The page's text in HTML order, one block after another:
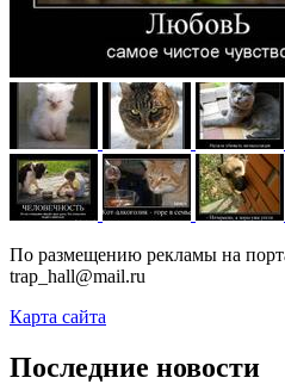
По размещению рекламы на
trap_hall@mail.ru
Карта сайта
Последние новости